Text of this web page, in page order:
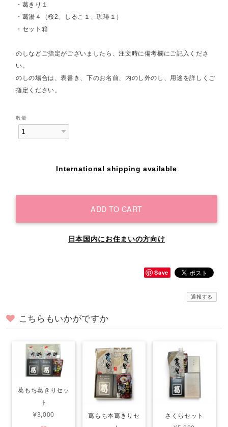
・葛きり１
・葛湯４（桜2、しるこ１、珈琲１）
・セット箱
のしなどご指定がございましたら、注文時に備考欄にご記入くださ
い。
のしの場合は、表書き、下のお名前、内のし外のし、用途を詳しくご
指定ください。
数量
International shipping available
ADD TO CART
日本国内にお住まいの方向け
Save
通報する
こちらもいかがですか
葛もち葛きりセッ
ト
¥3,000
葛もち本葛きりセ
さくらセット